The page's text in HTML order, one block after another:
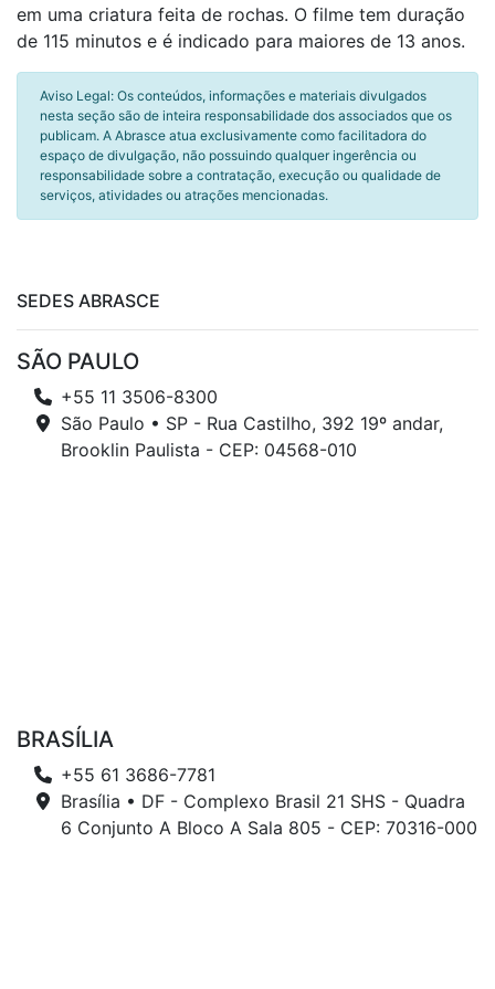
em uma criatura feita de rochas. O filme tem duração
de 115 minutos e é indicado para maiores de 13 anos.
Aviso Legal: Os conteúdos, informações e materiais divulgados
nesta seção são de inteira responsabilidade dos associados que os
publicam. A Abrasce atua exclusivamente como facilitadora do
espaço de divulgação, não possuindo qualquer ingerência ou
responsabilidade sobre a contratação, execução ou qualidade de
serviços, atividades ou atrações mencionadas.
SEDES ABRASCE
SÃO PAULO
+55 11 3506-8300
São Paulo • SP - Rua Castilho, 392 19º andar,
Brooklin Paulista - CEP: 04568-010
BRASÍLIA
+55 61 3686-7781
Brasília • DF - Complexo Brasil 21 SHS - Quadra
6 Conjunto A Bloco A Sala 805 - CEP: 70316-000